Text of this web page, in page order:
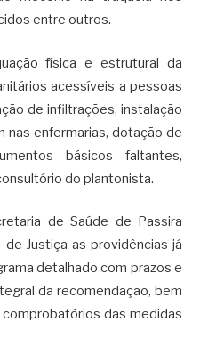
entre outros.
física e estrutural da
acessíveis a pessoas
de infiltrações, instalação
nas enfermarias, dotação de
básicos faltantes,
do plantonista.
de Saúde de Passira
Justiça as providências já
detalhado com prazos e
da recomendação, bem
das medidas